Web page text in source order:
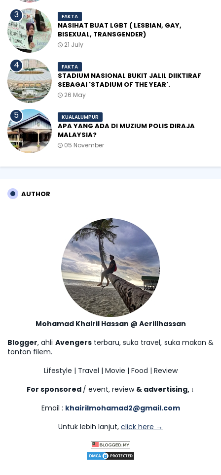
FAKTA
NASIHAT BUAT LGBT ( LESBIAN, GAY,
BISEXUAL, TRANSGENDER)
21 July
FAKTA
STADIUM NASIONAL BUKIT JALIL DIIKTIRAF
SEBAGAI 'STADIUM OF THE YEAR'.
26 May
KUALALUMPUR
APA YANG ADA DI MUZIUM POLIS DIRAJA
MALAYSIA?
05 November
AUTHOR
Mohamad Khairil Hassan @ Aerillhassan
Blogger, ahli Avengersterbaru, suka travel, suka makan &
tonton filem.
Lifestyle | Travel | Movie | Food | Review
For sponsored / event, review & advertising, ↓
Email : khairilmohamad2@gmail.com
Untuk lebih lanjut, click here →